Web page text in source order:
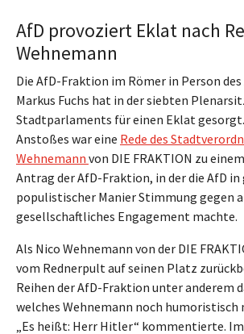
AfD provoziert Eklat nach
Wehnemann
Die AfD-Fraktion im Römer in Person
Markus Fuchs hat in der siebten
Stadtparlaments für einen Eklat
Anstoßes war eine Rede des
Wehnemann von DIE FRAKTION zu
Antrag der AfD-Fraktion, in der die AfD
populistischer Manier Stimmung gegen
gesellschaftliches Engagement machte.
Als Nico Wehnemann von der DIE
vom Rednerpult auf seinen Platz
Reihen der AfD-Fraktion unter anderem
welches Wehnemann noch humoristisch
„Es heißt: Herr Hitler“ kommentierte.